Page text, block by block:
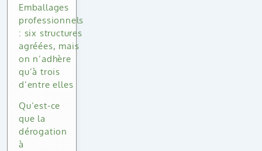
Emballages
professionnels
: six structures
agréées, mais
on n’adhère
qu’à trois
d’entre elles
Qu’est-ce
que la
dérogation
à